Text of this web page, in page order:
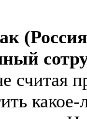
считая
какое-